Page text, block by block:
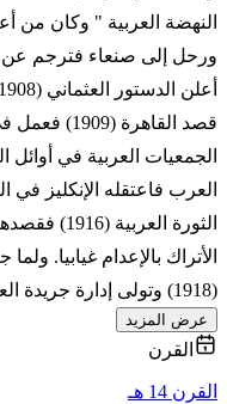
النهضة العربية " وكان من
ورحل إلى صنعاء فترجم عن
قصد القاهرة
الجمعيات العربية في أوائل
العرب فاعتقله الإنكليز
الثورة
الأتراك بالإعدام غيابيا.
(1918) وتولى إدارة جريدة العاصمة. وفر بعد دخول الفرنسيين
عرض المزيد
القرن
القرن 14 هـ